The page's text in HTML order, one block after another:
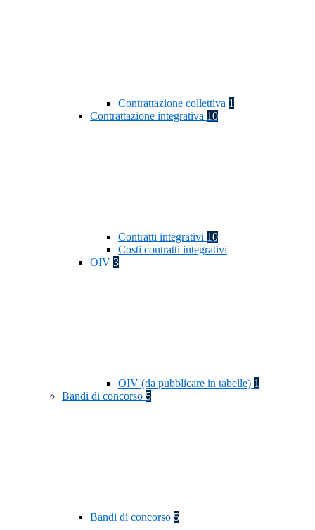
Contrattazione collettiva 1
Contrattazione integrativa 10
Contratti integrativi 10
Costi contratti integrativi
OIV 3
OIV (da pubblicare in tabelle) 1
Bandi di concorso 5
Bandi di concorso 5